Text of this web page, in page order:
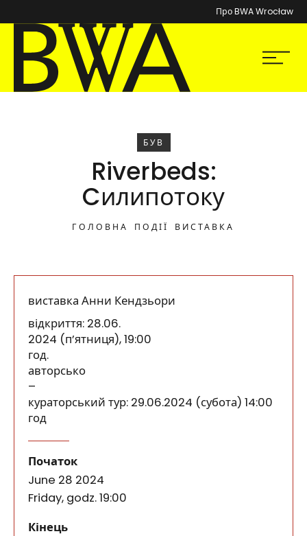
Про BWA Wrocław
BWA Wrocław
Галереї сучасного мистецтва
БУВ
Riverbeds:
Cилипотоку
ГОЛОВНА ПОДІЇ ВИСТАВКА
виставка Анни Кендзьори
відкриття: 28.06.
2024 (п’ятниця), 19:00
год.
авторсько
–
кураторський тур: 29.06.2024 (субота) 14:00
год
ВиставкаАнни КендзьориСилипотокувходить у
Початок
June 28 2024
Friday, godz. 19:00
Кінець